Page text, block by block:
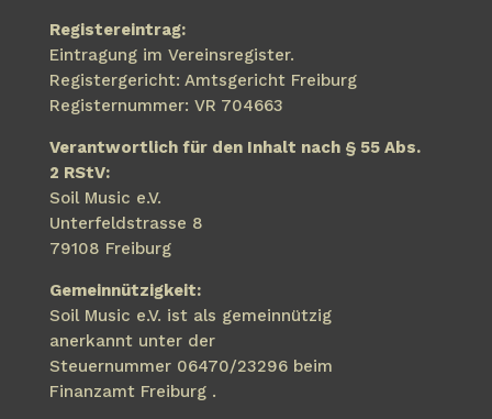
Registereintrag:
Eintragung im Vereinsregister.
Registergericht: Amtsgericht Freiburg
Registernummer: VR 704663
Verantwortlich für den Inhalt nach § 55 Abs.
2 RStV:
Soil Music e.V.
Unterfeldstrasse 8
79108 Freiburg
Gemeinnützigkeit:
Soil Music e.V. ist als gemeinnützig
anerkannt unter der
Steuernummer 06470/23296 beim
Finanzamt Freiburg .